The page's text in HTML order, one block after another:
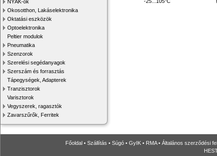
NYÁK-ok
Okosotthon, Lakáselektronika
Oktatási eszközök
Optoelektronika
Peltier modulok
Pneumatika
Szenzorok
Szerelési segédanyagok
Szerszám és forrasztás
Tápegységek, Adapterek
Tranzisztorok
Varisztorok
Vegyszerek, ragasztók
Zavarszűrők, Ferritek
Főoldal • Szállítás • Súgó • GyIK • RMA• Általános szerződési